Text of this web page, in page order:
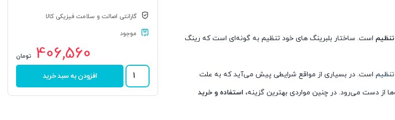
گارانتی اصالت و سلامت فیزیکی کالا
موجود
406,560 تومان
بلبرینگ
KH1210
برند
افزودن به سبد خرید
است. ساختار بلبرینگ های خود تنظیم به ‌گونه‌ای است که رینگ
است. در بسیاری ‌از مواقع شرایطی پیش می‌آید که به علت
از دست می‌رود. در چنین مواردی بهترین گزینه، استفاده و خرید